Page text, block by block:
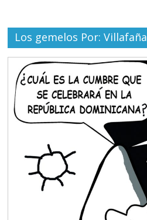
Los gemelos Por: Villafaña